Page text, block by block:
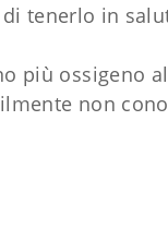
tenerlo in
più ossigeno
non